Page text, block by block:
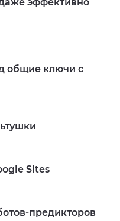
общие ключи с
Sites
предикторов